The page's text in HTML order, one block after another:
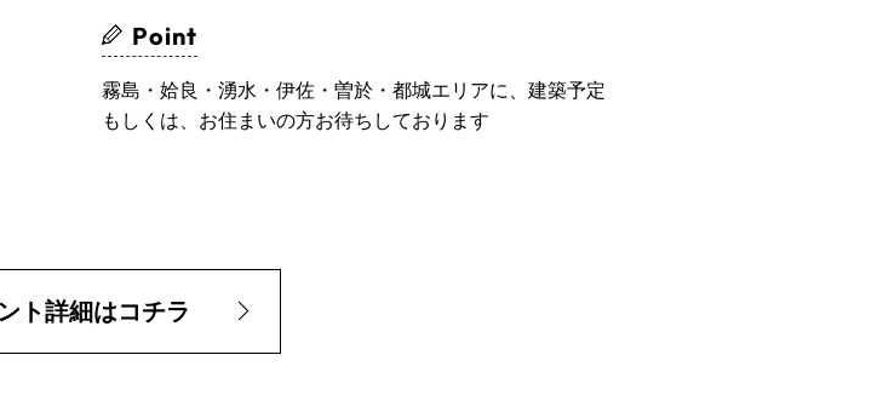
Point
霧島・姶良・湧水・伊佐・曽於・都城エリアに、建築予定
もしくは、お住まいの方お待ちしております
ト詳細はコチラ